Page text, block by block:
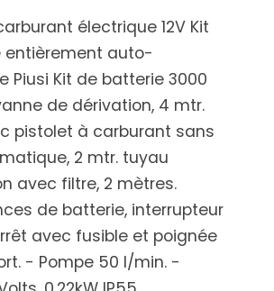
électrique 12V Kit
entièrement auto-
Piusi Kit de batterie 3000
de dérivation, 4 mtr.
pistolet à carburant sans
2 mtr. tuyau
avec filtre, 2 mètres.
de batterie, interrupteur
avec fusible et poignée
- Pompe 50 l/min. -